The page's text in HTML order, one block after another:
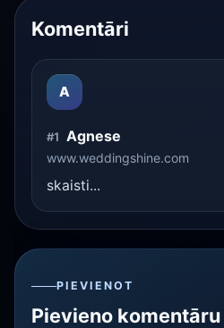
Komentāri
A
#1 Agnese
www.weddingshine.com
skaisti...
PIEVIENOT
Pievieno komentāru